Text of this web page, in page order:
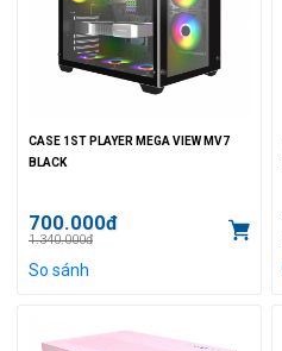
CASE 1ST PLAYER MEGA VIEW MV7
BLACK
700.000đ
1.340.000đ
So sánh